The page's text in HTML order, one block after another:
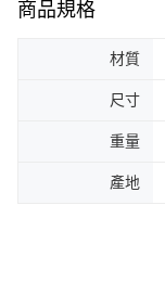
商品規格
材質
尺寸
重量
產地